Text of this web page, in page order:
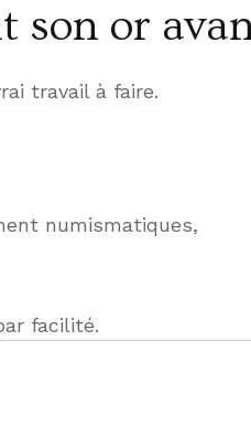
son or
travail à faire.
numismatiques,
facilité.